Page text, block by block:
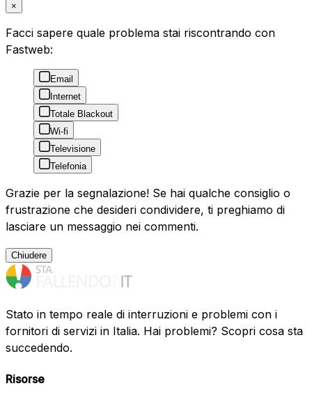
×
Facci sapere quale problema stai riscontrando con
Fastweb:
Email
Internet
Totale Blackout
Wi-fi
Televisione
Telefonia
Grazie per la segnalazione! Se hai qualche consiglio o
frustrazione che desideri condividere, ti preghiamo di
lasciare un messaggio nei commenti.
Chiudere
Stato in tempo reale di interruzioni e problemi con i
fornitori di servizi in Italia. Hai problemi? Scopri cosa sta
succedendo.
Risorse